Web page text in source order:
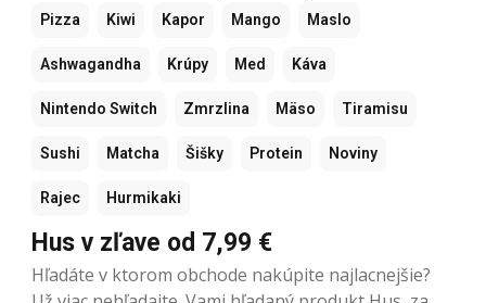
Pizza Kiwi Kapor Mango Maslo
Ashwagandha Krúpy Med Káva
Nintendo Switch Zmrzlina Mäso Tiramisu
Sushi Matcha Šišky Protein Noviny
Rajec Hurmikaki
Hus v zľave od 7,99 €
Hľadáte v ktorom obchode nakúpite najlacnejšie?